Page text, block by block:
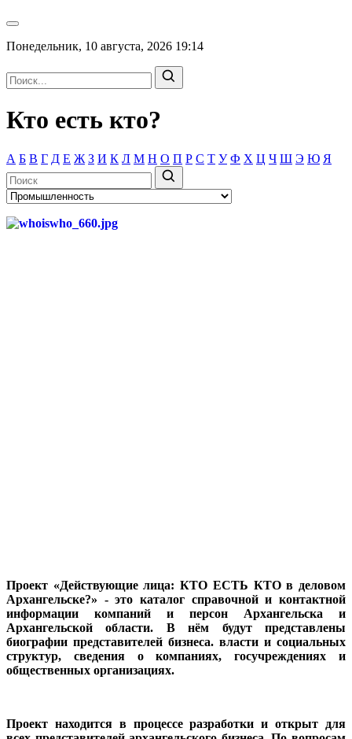
Понедельник, 10 августа, 2026 19:14
Кто есть кто?
А Б В Г Д Е Ж З И К Л М Н О П Р С Т У Ф Х Ц Ч Ш Э Ю Я
Проект «Действующие лица: КТО ЕСТЬ КТО в деловом
Архангельске?» - это каталог справочной и контактной
информации компаний и персон Архангельска и
Архангельской области. В нём будут представлены
биографии представителей бизнеса. власти и социальных
структур, сведения о компаниях, госучреждениях и
общественных организациях.
Проект находится в процессе разработки и открыт для